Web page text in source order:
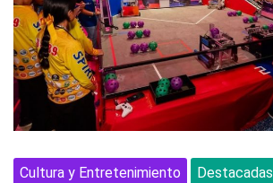
Cultura y Entretenimiento Destacadas